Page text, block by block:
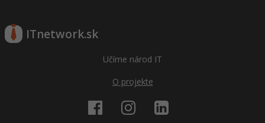
ITnetwork.sk
Učíme národ IT
O projekte